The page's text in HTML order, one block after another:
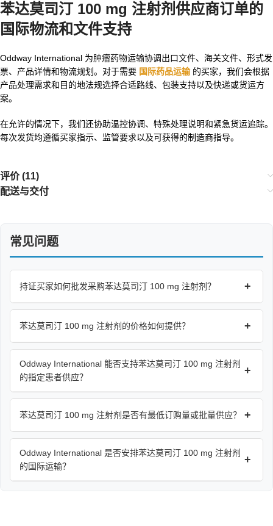
苯达莫司汀 100 mg 注射剂供应商订单的
国际物流和文件支持
Oddway International 为肿瘤药物运输协调出口文件、海关文件、形式发
票、产品详情和物流规划。对于需要 国际药品运输的买家，我们会根据
产品处理需求和目的地法规选择合适路线、包装支持以及快递或货运方
案。
在允许的情况下，我们还协助温控协调、特殊处理说明和紧急货运追踪。
每次发货均遵循买家指示、监管要求以及可获得的制造商指导。
评价 (11)
配送与交付
常见问题
持证买家如何批发采购苯达莫司汀 100 mg 注射剂？ +
苯达莫司汀 100 mg 注射剂的价格如何提供？ +
Oddway International 能否支持苯达莫司汀 100 mg 注射剂
的指定患者供应？
+
苯达莫司汀 100 mg 注射剂是否有最低订购量或批量供应？ +
Oddway International 是否安排苯达莫司汀 100 mg 注射剂
的国际运输？
+